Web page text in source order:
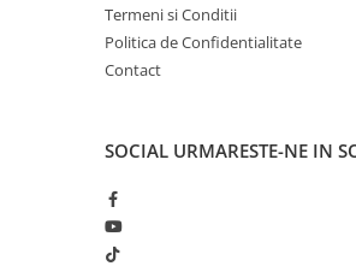
Termeni si Conditii
Politica de Confidentialitate
Contact
SOCIAL URMARESTE-NE IN